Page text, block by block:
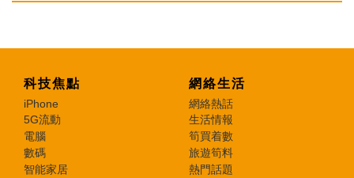
科技焦點
iPhone
5G流動
電腦
數碼
智能家居
網絡生活
網絡熱話
生活情報
筍買着數
旅遊筍料
熱門話題